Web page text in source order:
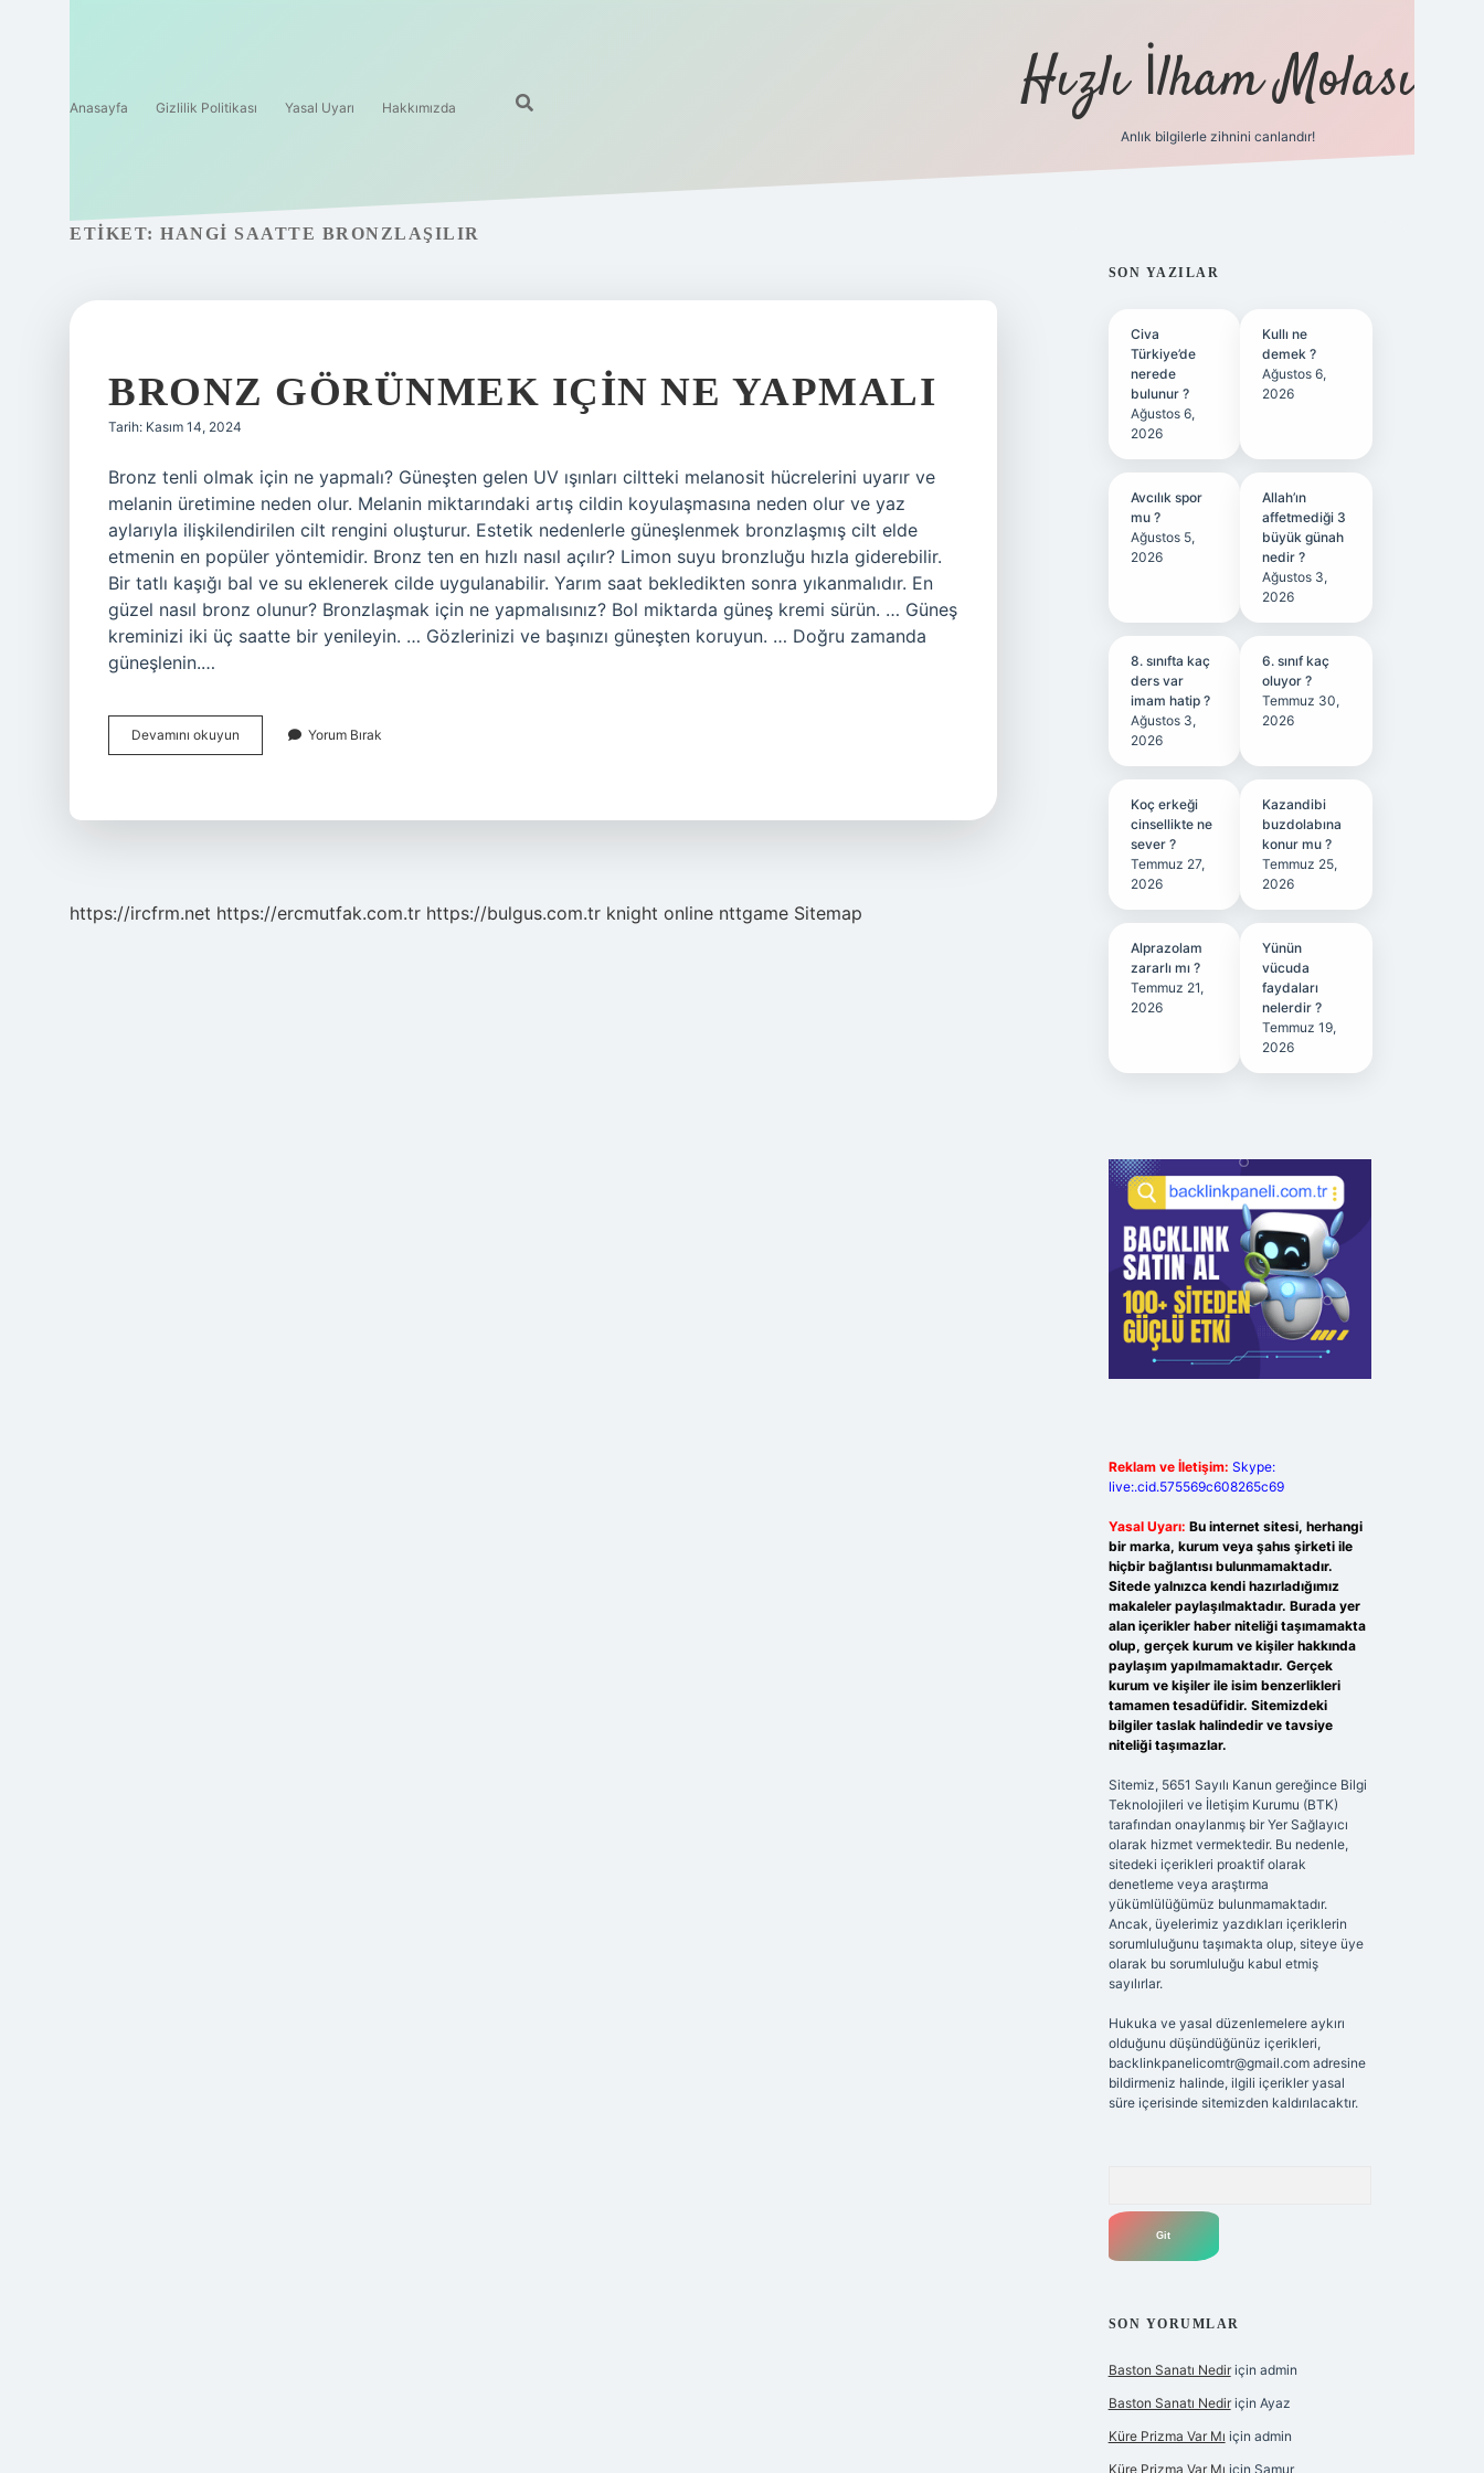
Anasayfa Gizlilik Politikası Yasal Uyarı Hakkımızda Hızlı İlham Molası
Anlık bilgilerle zihnini canlandır!
ETIKET: HANGI SAATTE BRONZLAŞILIR
BRONZ GÖRÜNMEK IÇIN NE YAPMALI
Tarih: Kasım 14, 2024
Bronz tenli olmak için ne yapmalı? Güneşten gelen UV ışınları ciltteki melanosit hücrelerini uyarır ve
melanin üretimine neden olur. Melanin miktarındaki artış cildin koyulaşmasına neden olur ve yaz
aylarıyla ilişkilendirilen cilt rengini oluşturur. Estetik nedenlerle güneşlenmek bronzlaşmış cilt elde
etmenin en popüler yöntemidir. Bronz ten en hızlı nasıl açılır? Limon suyu bronzluğu hızla giderebilir.
Bir tatlı kaşığı bal ve su eklenerek cilde uygulanabilir. Yarım saat bekledikten sonra yıkanmalıdır. En
güzel nasıl bronz olunur? Bronzlaşmak için ne yapmalısınız? Bol miktarda güneş kremi sürün. … Güneş
kreminizi iki üç saatte bir yenileyin. … Gözlerinizi ve başınızı güneşten koruyun. … Doğru zamanda
güneşlenin.…
Devamını okuyun
Görünmek
Yorum Bırak
https://ircfrm.net https://ercmutfak.com.tr https://bulgus.com.tr knight online nttgame Sitemap
SIDEBAR
SON YAZILAR
Civa
Türkiye’de
nerede
bulunur ?
Ağustos 6,
2026
Kullı ne
demek ?
Ağustos 6,
2026
Avcılık spor
mu ?
Ağustos 5,
2026
Allah’ın
affetmediği 3
büyük günah
nedir ?
Ağustos 3,
2026
8. sınıfta kaç
ders var
imam hatip ?
Ağustos 3,
2026
6. sınıf kaç
oluyor ?
Temmuz 30,
2026
Koç erkeği
cinsellikte ne
sever ?
Temmuz 27,
2026
Kazandibi
buzdolabına
konur mu ?
Temmuz 25,
2026
Alprazolam
zararlı mı ?
Temmuz 21,
2026
Yünün
vücuda
faydaları
nelerdir ?
Temmuz 19,
2026
Reklam ve İletişim: Skype:
live:.cid.575569c608265c69
Yasal Uyarı: Bu internet sitesi, herhangi
bir marka, kurum veya şahıs şirketi ile
hiçbir bağlantısı bulunmamaktadır.
Sitede yalnızca kendi hazırladığımız
makaleler paylaşılmaktadır. Burada yer
alan içerikler haber niteliği taşımamakta
olup, gerçek kurum ve kişiler hakkında
paylaşım yapılmamaktadır. Gerçek
kurum ve kişiler ile isim benzerlikleri
tamamen tesadüfidir. Sitemizdeki
bilgiler taslak halindedir ve tavsiye
niteliği taşımazlar.
Sitemiz, 5651 Sayılı Kanun gereğince Bilgi
Teknolojileri ve İletişim Kurumu (BTK)
tarafından onaylanmış bir Yer Sağlayıcı
olarak hizmet vermektedir. Bu nedenle,
sitedeki içerikleri proaktif olarak
denetleme veya araştırma
yükümlülüğümüz bulunmamaktadır.
Ancak, üyelerimiz yazdıkları içeriklerin
sorumluluğunu taşımakta olup, siteye üye
olarak bu sorumluluğu kabul etmiş
sayılırlar.
Hukuka ve yasal düzenlemelere aykırı
olduğunu düşündüğünüz içerikleri,
backlinkpanelicomtr@gmail.comadresine
bildirmeniz halinde, ilgili içerikler yasal
süre içerisinde sitemizden kaldırılacaktır.
SON YORUMLAR
Baston Sanatı Nediriçin admin
Baston Sanatı Nediriçin Ayaz
Küre Prizma Var Mı için admin
Küre Prizma Var Mı için Samur